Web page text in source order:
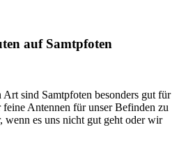
auf Samtpfoten
sind Samtpfoten besonders gut für
feine Antennen für unser Befinden zu
wenn es uns nicht gut geht oder wir